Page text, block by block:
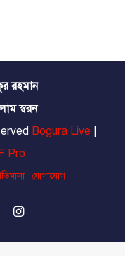
রহমান
স্বরন
Bogura Live
Pro
যোগাযোগ
Instagram